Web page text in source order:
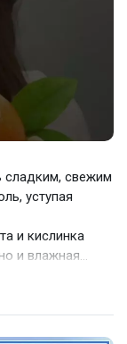
свежим
уступая
и кислинка
и влажная
душная, она
кто любит
древесными